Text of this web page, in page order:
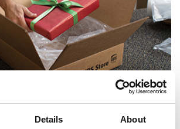
Details About
certifiés en emballage